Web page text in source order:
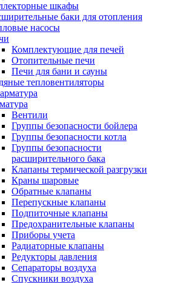
шкафы
баки для отопления
насосы
Комплектующие для печей
Отопительные печи
Печи для бани и сауны
тепловентиляторы
Вентили
Группы безопасности бойлера
Группы безопасности котла
Группы безопасности
расширительного бака
Клапаны термической разгрузки
Краны шаровые
Обратные клапаны
Перепускные клапаны
Подпиточные клапаны
Предохранительные клапаны
Приборы учета
Радиаторные клапаны
Редукторы давления
Сепараторы воздуха
Спускники воздуха